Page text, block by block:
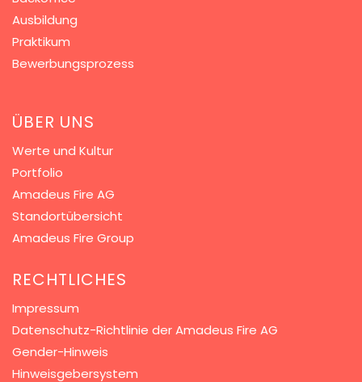
Kununu Top Company - dank
über 8.000Bewertungen!
Ausbildung
Praktikum
Bewerbungsprozess
ÜBER UNS
Werte und Kultur
Portfolio
Amadeus Fire AG
Standortübersicht
Amadeus Fire Group
RECHTLICHES
Impressum
Datenschutz-Richtlinie der Amadeus Fire AG
Gender-Hinweis
Hinweisgebersystem